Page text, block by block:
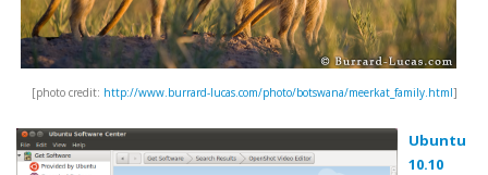
[photo credit: http://www.burrard-lucas.com/photo/botswana/meerkat_family.html]
Ubuntu
10.10